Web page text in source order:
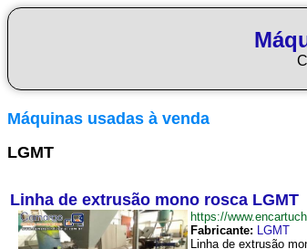
Máquinas usadas à venda
LGMT
Linha de extrusão mono rosca LGMT
https://
Fabricante: LGMT
Linha de extrusão